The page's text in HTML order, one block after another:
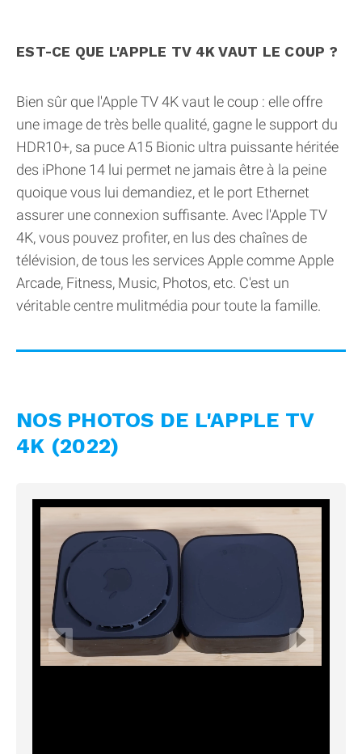
EST-CE QUE L'APPLE TV 4K VAUT LE COUP ?
Bien sûr que l'Apple TV 4K vaut le coup : elle offre
une image de très belle qualité, gagne le support du
HDR10+, sa puce A15 Bionic ultra puissante héritée
des iPhone 14 lui permet ne jamais être à la peine
quoique vous lui demandiez, et le port Ethernet
assurer une connexion suffisante. Avec l'Apple TV
4K, vous pouvez profiter, en lus des chaînes de
télévision, de tous les services Apple comme Apple
Arcade, Fitness, Music, Photos, etc. C'est un
véritable centre mulitmédia pour toute la famille.
NOS PHOTOS DE L'APPLE TV
4K (2022)